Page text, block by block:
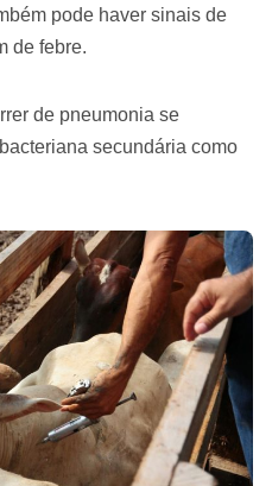
pode haver sinais de
de febre.
de pneumonia se
secundária como